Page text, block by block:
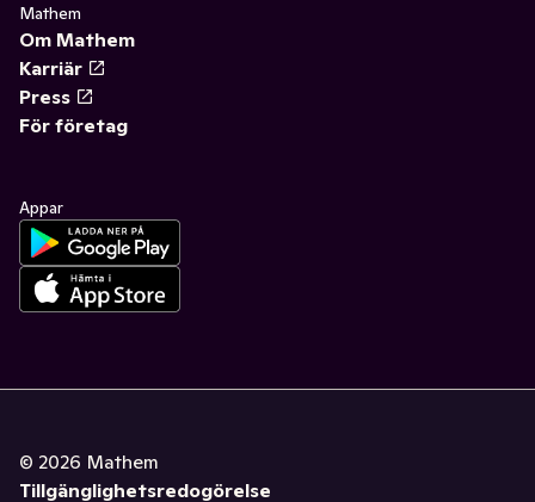
Mathem
Om Mathem
Karriär
Press
För företag
Appar
© 2026 Mathem
Tillgänglighetsredogörelse